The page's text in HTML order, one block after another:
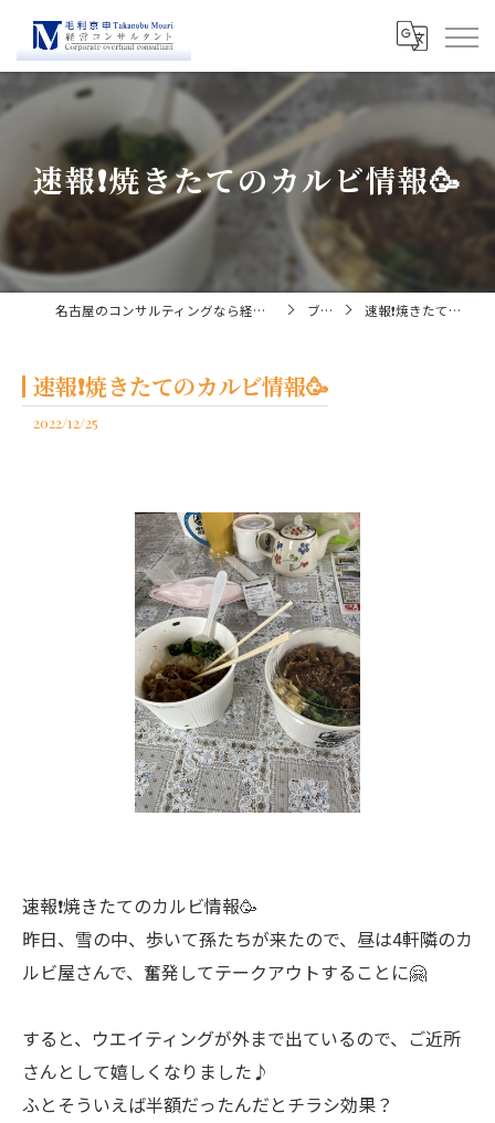
速報❗️焼きたてのカルビ情報🥳
名古屋のコンサルティングなら経営コンサルタント毛利京申 ブログ 速報❗️焼きたてのカルビ情報🥳
速報❗️焼きたてのカルビ情報🥳
2022/12/25
速報❗️焼きたてのカルビ情報🥳
昨日、雪の中、歩いて孫たちが来たので、昼は4軒隣のカ
ルビ屋さんで、奮発してテークアウトすることに🤗
すると、ウエイティングが外まで出ているので、ご近所
さんとして嬉しくなりました♪
ふとそういえば半額だったんだとチラシ効果？